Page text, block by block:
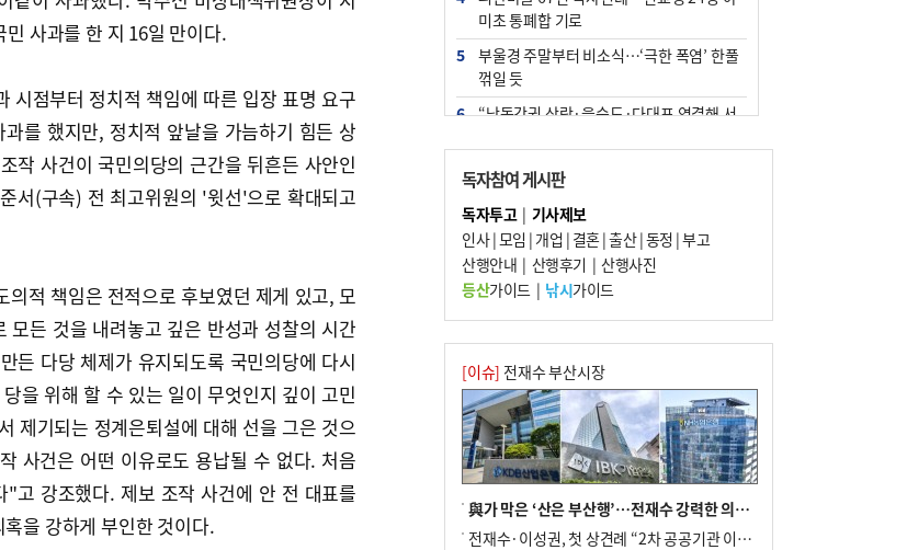
사과를 한 지 16일 만이다.
시점부터 정치적 책임에 따른 입장 표명 요구
를 했지만, 정치적 앞날을 가늠하기 힘든 상
작 사건이 국민의당의 근간을 뒤흔든 사안인
서(구속) 전 최고위원의 '윗선'으로 확대되고
적 책임은 전적으로 후보였던 제게 있고, 모
든 것을 내려놓고 깊은 반성과 성찰의 시간
든 다당 체제가 유지되도록 국민의당에 다시
을 위해 할 수 있는 일이 무엇인지 깊이 고민
제기되는 정계은퇴설에 대해 선을 그은 것으
사건은 어떤 이유로도 용납될 수 없다. 처음
고 강조했다. 제보 조작 사건에 안 전 대표를
을 강하게 부인한 것이다.
미초 통폐합 기로
5
부울경 주말부터 비소식…‘극한 폭염’ 한풀
꺾일 듯
6
“낙동강권 삼락·을숙도·다대포 연결해 서
7
오늘의 날씨- 2026년 8월 7일
8
외국인 선원 ‘인신매매 경유지’ 된 부산…
우려가 현실로
9
[사설] 해수부 신청사 북항으로 확정, 해양
수도 도약의 전환점
10 르노 못 타는 부산시장…관용차 규정에 막
힌 지역기업 응원
독자참여 게시판
독자투고| 기사제보
인사|모임 | 개업 | 결혼|출산|동정 |부고
산행안내 | 산행후기 | 산행사진
등산가이드| 낚시가이드
[이슈] 전재수 부산시장
與가 막은 ‘산은 부산행’…전재수 강력한 의지 표명 없인 공염불
전재수·이성권, 첫 상견례 “2차 공공기관 이전 초당 협력”(종합)